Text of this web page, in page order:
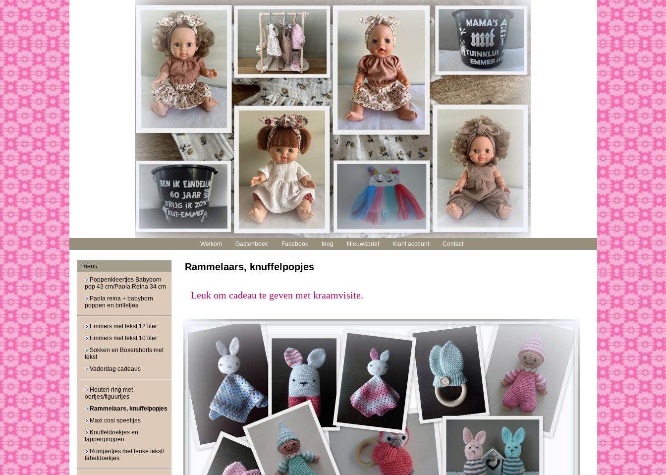
Welkom Gastenboek Facebook blog Nieuwsbrief Klant account Contact
menu
Poppenkleertjes Babyborn
pop 43 cm/Paola Reina 34 cm
Paola reina + babyborn
poppen en brilletjes
Emmers met tekst 12 liter
Emmers met tekst 10 liter
Sokken en Boxershorts met
tekst
Vaderdag cadeaus
Houten ring met
oortjes/figuurtjes
Rammelaars, knuffelpopjes
Maxi cosi speeltjes
Knuffeldoekjes en
lappenpoppen
Rompertjes met leuke tekst/
labeldoekjes
Rammelaars, knuffelpopjes
Leuk om cadeau te geven met kraamvisite.